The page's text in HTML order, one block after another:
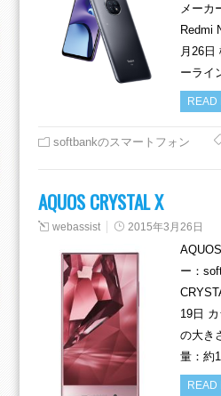
メーカ
Redmi
月26日
ーライ
READ
softbankのスマートフォン
AQUOS CRYSTAL X
webassist 2015年3月26日
ー：
19日
の大き
量：約
READ